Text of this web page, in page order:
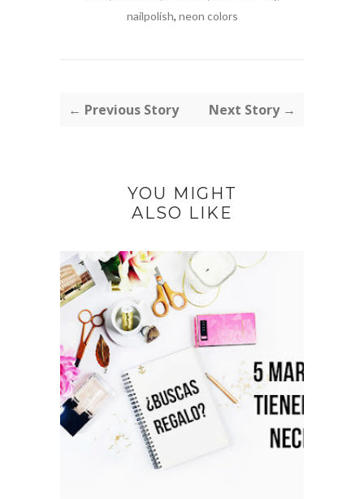
nailpolish, neon colors
← Previous Story Next Story →
YOU MIGHT
ALSO LIKE